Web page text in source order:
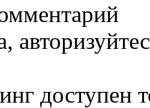
доступен